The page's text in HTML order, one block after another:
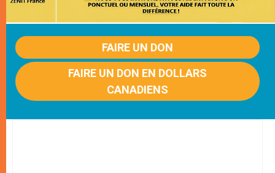
FAIRE UN DON
FAIRE UN DON EN DOLLARS
CANADIENS